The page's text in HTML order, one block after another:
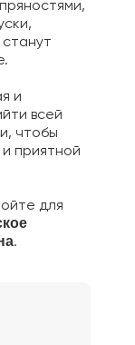
и
всей
чтобы
приятной
для
.